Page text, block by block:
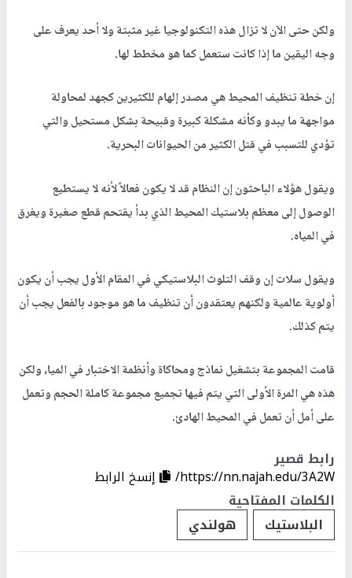
ولكن حتى الآن لا تزال هذه التكنولوجيا غير مثبتة ولا أحد يعرف على
وجه اليقين ما إذا كانت ستعمل كما هو مخطط لها.
إن خطة تنظيف المحيط هي مصدر إلهام للكثيرين كجهد لمحاولة
مواجهة ما يبدو وكأنه مشكلة كبيرة وقبيحة بشكل مستحيل والتي
تؤدي للتسبب في قتل الكثير من الحيوانات البحرية.
ويقول هؤلاء الباحثون إن النظام قد لا يكون فعالاً لأنه لا يستطيع
الوصول إلى معظم بلاستيك المحيط الذي بدأ يقتحم قطع صغيرة ويغرق
في المياه.
ويقول سلات إن وقف التلوث البلاستيكي في المقام الأول يجب أن يكون
أولوية عالمية ولكنهم يعتقدون أن تنظيف ما هو موجود بالفعل يجب أن
يتم كذلك.
قامت المجموعة بتشغيل نماذج ومحاكاة وأنظمة الاختبار في الميا، ولكن
هذه هي المرة الأولى التي يتم فيها تجميع مجموعة كاملة الحجم وتعمل
على أمل أن تعمل في المحيط الهادئ.
رابط قصير
https://nn.najah.edu/3A2W/
إنسخ الرابط
الكلمات المفتاحية
البلاستيك
هولندي